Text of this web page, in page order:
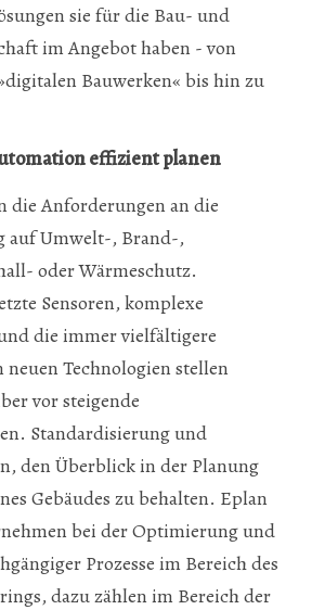
sie für die Bau- und
im Angebot haben - von
Bauwerken« bis hin zu
effizient planen
die Anforderungen an die
auf Umwelt-, Brand-,
oder Wärmeschutz.
Sensoren, komplexe
die immer vielfältigere
Technologien stellen
vor steigende
Standardisierung und
den Überblick in der Planung
Gebäudes zu behalten. Eplan
bei der Optimierung und
Prozesse im Bereich des
dazu zählen im Bereich der